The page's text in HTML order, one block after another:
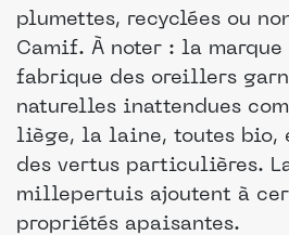
plumettes, recyclées ou
Camif. À noter : la
fabrique des oreillers
naturelles inattendues
liège, la laine, toutes bio,
des vertus particulières.
millepertuis ajoutent à
propriétés apaisantes.